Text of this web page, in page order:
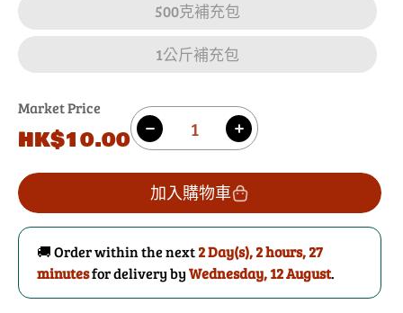
500克補充包
1公斤補充包
Market Price
原
價
HK$10.00
數
量 減
藍
罌
粟
籽
的
數
增
藍
罌
粟
籽
數
量
加入購物車
🚚 Order within the next2 Day(s),2 hours, 27
minutesfor delivery byWednesday, 12 August.